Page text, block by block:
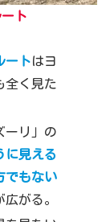
ト
ートはヨ
全く見た
ーリ」の
に見える
でもない
広がる。